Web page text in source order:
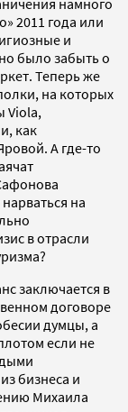
2011 года или
и
было забыть о
Теперь же
на которых
Viola,
как
А где-то
на
в отрасли
заключается в
договоре
думцы, а
если не
бизнеса и
Михаила